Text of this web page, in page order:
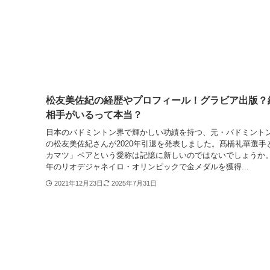
松友美佐紀の経歴やプロフィール！グラビア出版？
相手がいるって本当？
日本のバドミントン界で輝かしい功績を持つ、元・バドミント
の松友美佐紀さんが2020年引退を発表しました。髙橋礼華選手
カマツ」ペアという愛称は記憶に新しいのではないでしょうか
年のリオデジャネイロ・オリンピックで金メダルを獲得...
2021年12月23日 2025年7月31日